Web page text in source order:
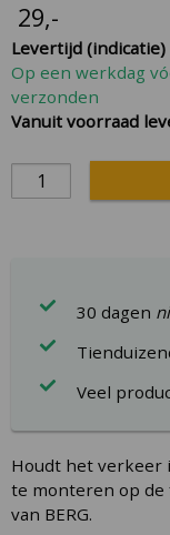
29,-
Levertijd (indicatie)
Op een werkdag
verzonden
Vanuit voorraad
30 dagen
Veel
Houdt het verkeer
te monteren op
van BERG.
beginning
of
the
images
gallery